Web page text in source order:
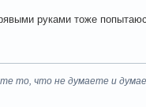
руками тоже
то, что не думаете и